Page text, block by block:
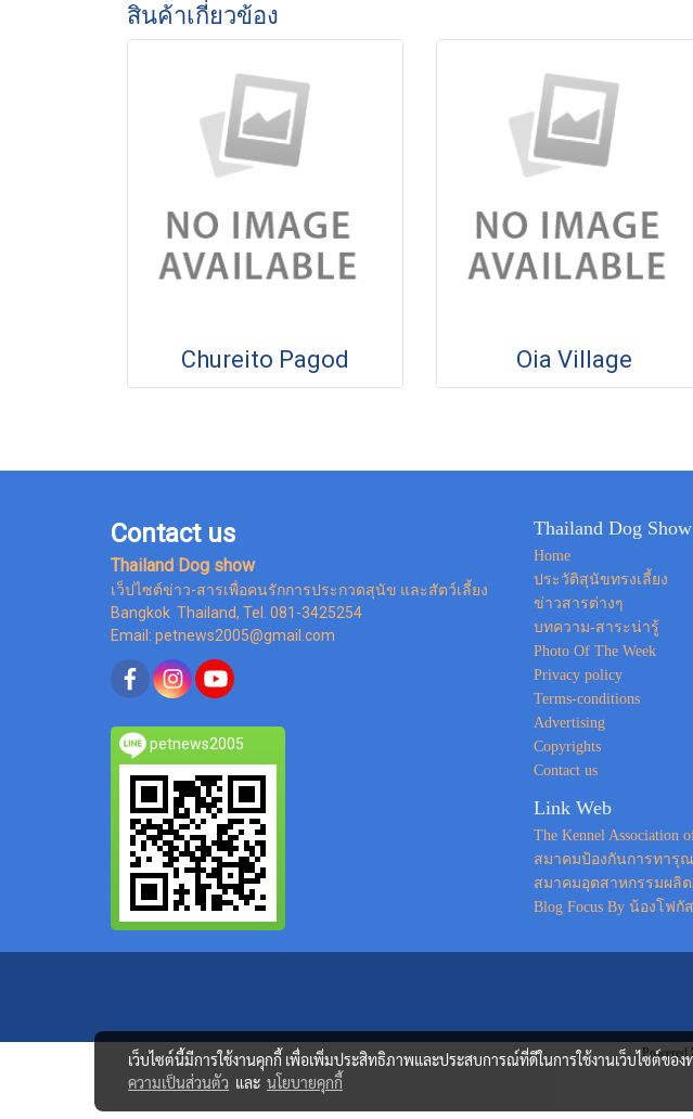
สินค้าเกี่ยวข้อง
Chureito Pagod Oia Village
Contact us
Thailand Dog show
เว็ปไซต์ข่าว-สารเพื่อคนรักการประกวดสุนัข และสัตว์เลี้ยง
Bangkok Thailand, Tel. 081-3425254
Email: petnews2005@gmail.com
petnews2005
Thailand Dog Show
Home
ประวัติสุนัขทรงเลี้ยง
ข่าวสารต่างๆ
บทความ-สาระน่ารู้
Photo Of The Week
Privacy policy
Terms-conditions
Advertising
Copyrights
Contact us
Link Web
The Kennel Association
สมาคมป้องกันการทารุณ
สมาคมอุตสาหกรรมผลิ
Blog Focus By น้องโฟกัส
Powered
เว็บไซต์นี้มีการใช้งานคุกกี้ เพื่อเพิ่มประสิทธิภาพและประสบการณ์ที่ดีในการใช้งานเว็บไซต์ขอ
ความเป็นส่วนตัว และ นโยบายคุกกี้